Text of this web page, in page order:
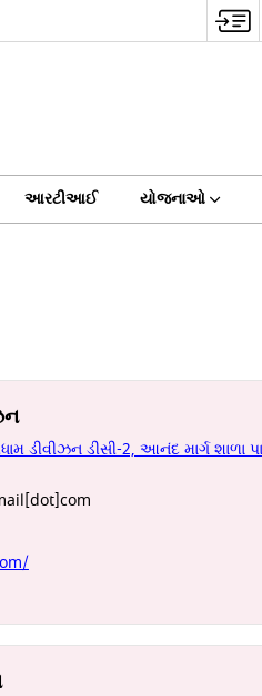
આરટીઆઈ યોજનાઓ
ડીવીઝન ડીસી-2, આનંદ માર્ગ શાળા